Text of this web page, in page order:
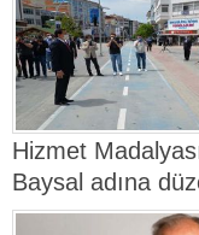
Hizmet
Baysal adına